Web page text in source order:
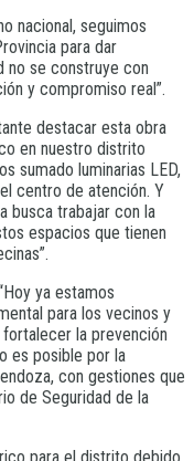
nacional, seguimos
para dar
no se construye con
y compromiso real”.
destacar esta obra
en nuestro distrito
sumado luminarias LED,
centro de atención. Y
busca trabajar con la
espacios que tienen
ya estamos
para los vecinos y
la prevención
es posible por la
con gestiones que
de Seguridad de la